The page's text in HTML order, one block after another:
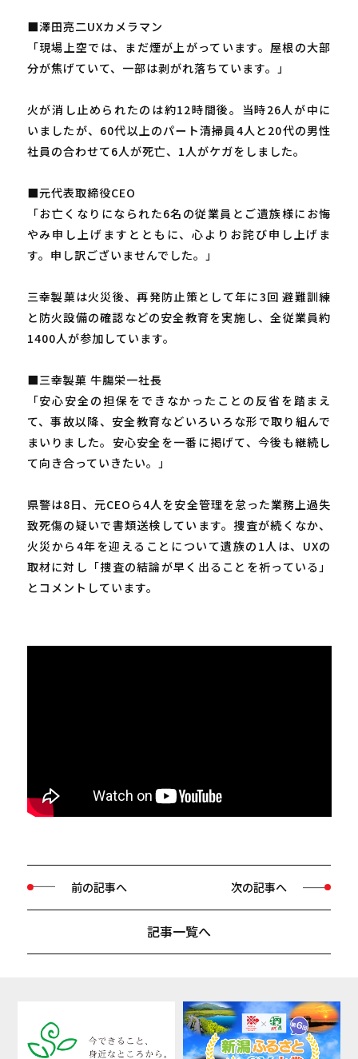
■澤田亮二UXカメラマン
「現場上空では、まだ煙が上がっています。屋根の大部
分が焦げていて、一部は剥がれ落ちています。」
火が消し止められたのは約12時間後。当時26人が中に
いましたが、60代以上のパート清掃員4人と20代の男性
社員の合わせて6人が死亡、1人がケガをしました。
■元代表取締役CEO
「お亡くなりになられた6名の従業員とご遺族様にお悔
やみ申し上げますとともに、心よりお詫び申し上げま
す。申し訳ございませんでした。」
三幸製菓は火災後、再発防止策として年に3回 避難訓練
と防火設備の確認などの安全教育を実施し、全従業員約
1400人が参加しています。
■三幸製菓 牛膓栄一社長
「安心安全の担保をできなかったことの反省を踏まえ
て、事故以降、安全教育などいろいろな形で取り組んで
まいりました。安心安全を一番に掲げて、今後も継続し
て向き合っていきたい。」
県警は8日、元CEOら4人を安全管理を怠った業務上過失
致死傷の疑いで書類送検しています。捜査が続くなか、
火災から4年を迎えることについて遺族の1人は、UXの
取材に対し「捜査の結論が早く出ることを祈っている」
とコメントしています。
前の記事へ
記事一覧へ
次の記事へ